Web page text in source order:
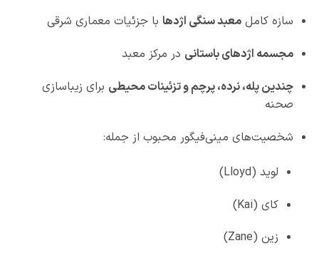
سازه کاملمعبد سنگی اژدهابا جزئیات معماری شرقی
مجسمه اژدهای باستانیدر مرکز معبد
چندین پله، نرده، پرچم و تزئینات محیطیبرای زیباسازی
صحنه
شخصیت‌های مینی‌فیگور محبوب از جمله:
لوید (Lloyd)
کای (Kai)
زین (Zane)